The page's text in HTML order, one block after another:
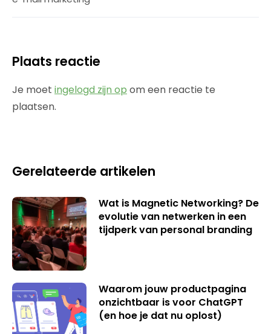
Plaats reactie
Je moet ingelogd zijn op om een reactie te
plaatsen.
Gerelateerde artikelen
Wat is Magnetic Networking? De
evolutie van netwerken in een
tijdperk van personal branding
Waarom jouw productpagina
onzichtbaar is voor ChatGPT
(en hoe je dat nu oplost)